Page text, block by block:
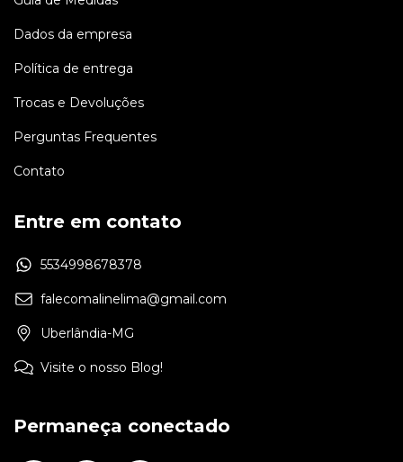
Dados da empresa
Política de entrega
Trocas e Devoluções
Perguntas Frequentes
Contato
Entre em contato
5534998678378
falecomalinelima@gmail.com
Uberlândia-MG
Visite o nosso Blog!
Permaneça conectado